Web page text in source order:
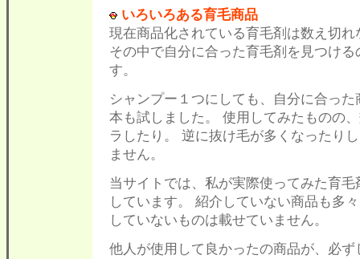
いろいろある育毛商品
現在商品化されている育毛剤は数え切
その中で自分に合った育毛剤を見つけ
す。
シャンプー１つにしても、自分に合っ
本も試しました。 使用してみたものの
ラしたり。 逆に抜け毛が多くなったり
ません。
当サイトでは、私が実際使ってみた育
しています。 紹介していない商品も多
していないものは載せていません。
他人が使用して良かったの商品が、必